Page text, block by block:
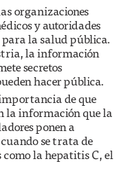
organizaciones
y autoridades
la salud pública.
la información
secretos
hacer pública.
de que
la información que la
ponen a
se trata de
la hepatitis C, el